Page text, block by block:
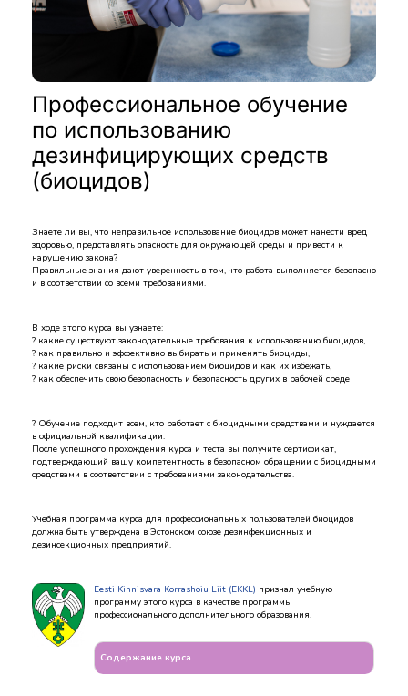
Профессиональное обучение
по использованию
дезинфицирующих средств
(биоцидов)
Знаете ли вы, что неправильное использование биоцидов может нанести вред
здоровью, представлять опасность для окружающей среды и привести к
нарушению закона?
Правильные знания дают уверенность в том, что работа выполняется безопасно
и в соответствии со всеми требованиями.
В ходе этого курса вы узнаете:
? какие существуют законодательные требования к использованию биоцидов,
? как правильно и эффективно выбирать и применять биоциды,
? какие риски связаны с использованием биоцидов и как их избежать,
? как обеспечить свою безопасность и безопасность других в рабочей среде
? Обучение подходит всем, кто работает с биоцидными средствами и нуждается
в официальной квалификации.
После успешного прохождения курса и теста вы получите сертификат,
подтверждающий вашу компетентность в безопасном обращении с биоцидными
средствами в соответствии с требованиями законодательства.
Учебная программа курса для профессиональных пользователей биоцидов
должна быть утверждена в Эстонском союзе дезинфекционных и
дезинсекционных предприятий.
Eesti Kinnisvara Korrashoiu Liit (EKKL) признал учебную
программу этого курса в качестве программы
профессионального дополнительного образования.
Содержание курса